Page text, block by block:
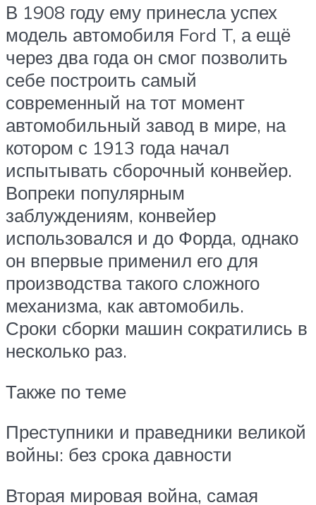
В 1908 году ему принесла успех
модель автомобиля Ford T, а ещё
через два года он смог позволить
себе построить самый
современный на тот момент
автомобильный завод в мире, на
котором с 1913 года начал
испытывать сборочный конвейер.
Вопреки популярным
заблуждениям, конвейер
использовался и до Форда, однако
он впервые применил его для
производства такого сложного
механизма, как автомобиль.
Сроки сборки машин сократились в
несколько раз.
Также по теме
Преступники и праведники великой
войны: без срока давности
Вторая мировая война, самая